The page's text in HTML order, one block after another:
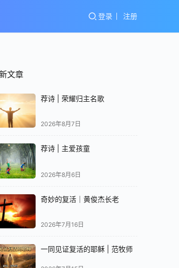
登录 注册
文章
荐诗 | 荣耀归主名歌
2026年8月7日
荐诗 | 主爱孩童
2026年8月6日
奇妙的复活｜黄俊杰长老
2026年7月16日
一同见证复活的耶稣 | 范牧师